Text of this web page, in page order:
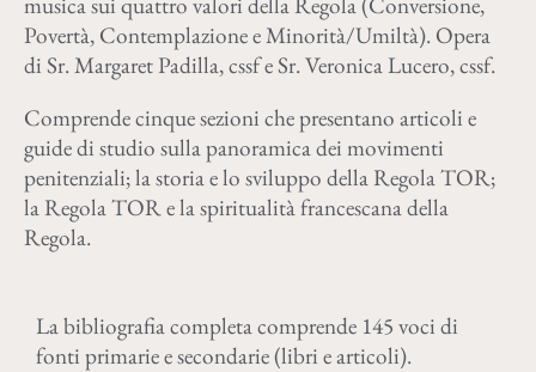
Povertà, Contemplazione e Minorità/Umiltà). Opera
di Sr. Margaret Padilla, cssf e Sr. Veronica Lucero, cssf.
Comprende cinque sezioni che presentano articoli e
guide di studio sulla panoramica dei movimenti
penitenziali; la storia e lo sviluppo della Regola TOR;
la Regola TOR e la spiritualità francescana della
Regola.
La bibliografia completa comprende 145 voci di
fonti primarie e secondarie (libri e articoli).